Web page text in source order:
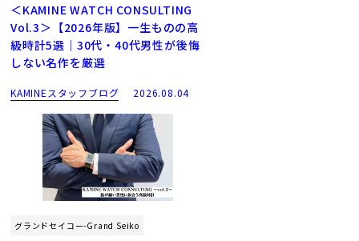
＜KAMINE WATCH CONSULTING
Vol.3＞【2026年版】一生ものの高
級時計5選｜30代・40代男性が後悔
しない名作を厳選
KAMINEスタッフブログ 2026.08.04
グランドセイコー-Grand Seiko